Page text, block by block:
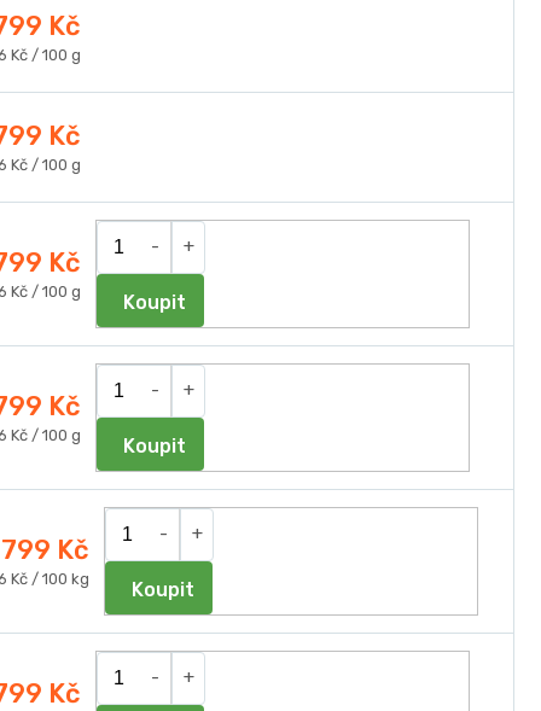
Kč
Kč / 100 g
Kč
Kč / 100 g
Kč
Kč / 100 g Do košíku
Kč
Kč / 100 g Do košíku
Kč
Kč / 100 kg Do košíku
Kč